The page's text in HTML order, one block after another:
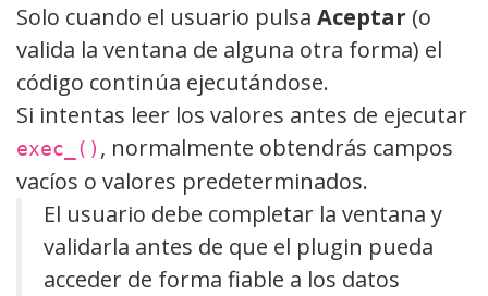
Solo cuando el usuario pulsa Aceptar (o
valida la ventana de alguna otra forma) el
código continúa ejecutándose.
Si intentas leer los valores antes de ejecutar
exec_() , normalmente obtendrás campos
vacíos o valores predeterminados.
El usuario debe completar la ventana y
validarla antes de que el plugin pueda
acceder de forma fiable a los datos